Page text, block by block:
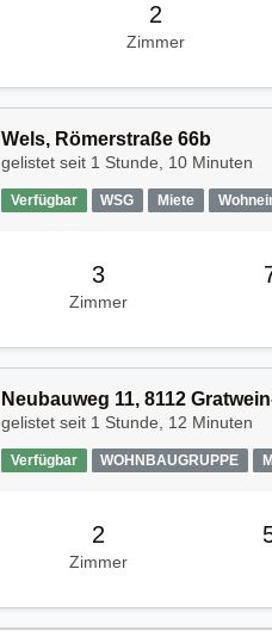
2
Zimmer
Wels, Römerstraße 66b
gelistet seit 1 Stunde, 10 Minuten
Verfügbar WSG Miete
3
Zimmer
Neubauweg 11, 8112
gelistet seit 1 Stunde, 12 Minuten
Verfügbar WOHNBAUGRUPPE
2
Zimmer